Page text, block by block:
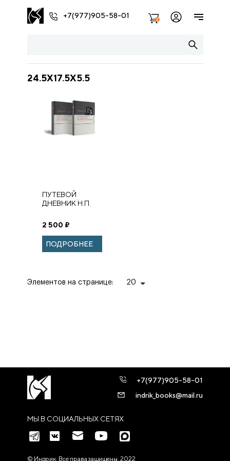
+7(977)905-58-01 2
24.5X17.5X5.5
ПУТЕВОЙ
ДНЕВНИК Н.П.
СИРИИ И
ПАЛЕСТИНЕ
Часть 1 и 2
2 500 ₽
ПОДРОБНЕЕ
Элементов на странице: 20
МЫ В СОЦИАЛЬНЫХ СЕТЯХ
+7(977)905-58-01
indrik_books@mail.ru
© Индрик. Все права защищены, 2022